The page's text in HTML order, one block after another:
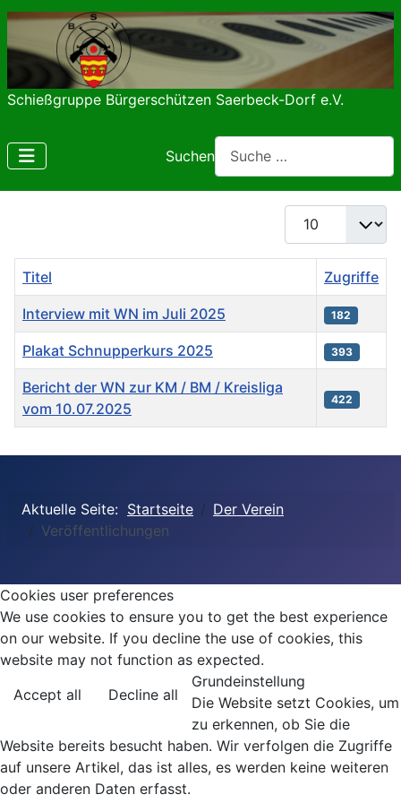
Schießgruppe Bürgerschützen Saerbeck-Dorf e.V.
Suchen
Anzeige #
Titel Zugriffe
Interview mit WN im Juli 2025 182
Plakat Schnupperkurs 2025 393
Bericht der WN zur KM / BM / Kreisliga
vom 10.07.2025
422
Aktuelle Seite: Startseite
Der Verein
Veröffentlichungen
Cookies user preferences
We use cookies to ensure you to get the best experience
on our website. If you decline the use of cookies, this
website may not function as expected.
Accept all
Decline all
Grundeinstellung
Die Website setzt Cookies, um
zu erkennen, ob Sie die
Website bereits besucht haben. Wir verfolgen die Zugriffe
auf unsere Artikel, das ist alles, es werden keine weiteren
oder anderen Daten erfasst.